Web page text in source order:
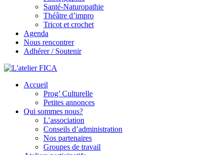
Santé-Naturopathie
Théâtre d’impro
Tricot et crochet
Agenda
Nous rencontrer
Adhérer / Soutenir
L'atelier FICA
Actions conviviales écologiques et solidaires sur le territoire de
Meximieux
Accueil
Prog’ Culturelle
Petites annonces
Qui sommes nous?
L’association
Conseils d’administration
Nos partenaires
Groupes de travail